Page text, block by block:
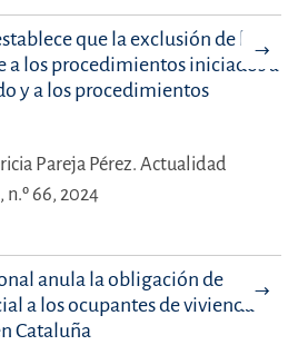
que la exclusión de la
a los procedimientos iniciados a
y a los procedimientos
Pareja Pérez. Actualidad
66, 2024
anula la obligación de
a los ocupantes de vivienda
Cataluña